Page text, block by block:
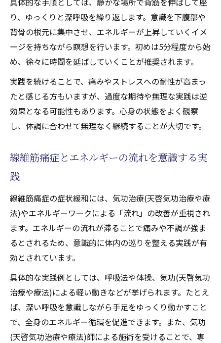
り、ゆっくりと深呼吸を繰り返します。意識を下腹部や
背骨の根元に集中させ、エネルギーが上昇していくイメ
ージを持ちながら瞑想を行います。初めは5分程度から始
め、徐々に時間を延ばしていくことが推奨されます。
実践を続けることで、痛みやストレスへの耐性が高まっ
たと感じる方もいますが、過度な期待や無理な実践は逆
効果となる可能性もあります。心身の状態をよく観察
し、体調に合わせて無理なく継続することが大切です。
線維筋痛症とエネルギーの流れを意識する実
践
線維筋痛症の症状緩和には、気功治療(天啓気功治療や療
法)やエネルギーワークによる「流れ」の改善が重視され
ます。エネルギーの流れが滞ることで痛みや不調が強ま
るとされるため、意識的に体内の巡りを整える実践が有
効とされています。
具体的な実践例としては、呼吸法や体操、気功(天啓気功
治療や療法)による軽い動きなどが挙げられます。たとえ
ば、深い呼吸を意識しながら手足をゆっくり動かすこと
で、全身のエネルギー循環を促進できます。また、気功
(天啓気功治療や療法)師による施術を受けることで、専